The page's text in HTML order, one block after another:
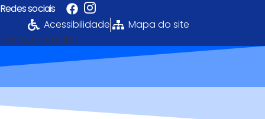
Redes sociais
Acessibilidade
Mapa do site
[fonte_contraste]